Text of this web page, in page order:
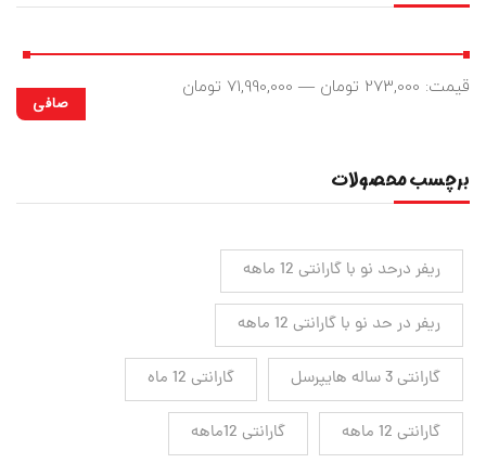
صافی
قيمت: 273,000 تومان — 71,990,000 تومان
برچسب محصولات
ریفر درحد نو با گارانتی 12 ماهه
ریفر در حد نو با گارانتی 12 ماهه
گارانتی 3 ساله هایپرسل گارانتی 12 ماه
گارانتی 12 ماهه گارانتی 12ماهه